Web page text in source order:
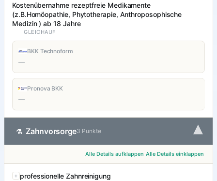
Kostenübernahme rezeptfreie Medikamente
(z.B.Homöopathie, Phytotherapie, Anthroposophische
Medizin ) ab 18 Jahre
GLEICHAUF
BKK Technoform
—
Pronova BKK
—
⚗ Zahnvorsorge3 Punkte ▾
Alle Details aufklappen Alle Details einklappen
professionelle Zahnreinigung